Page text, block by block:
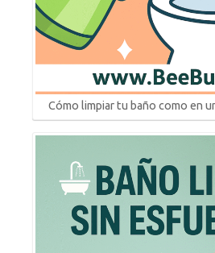
Cómo limpiar tu baño como en